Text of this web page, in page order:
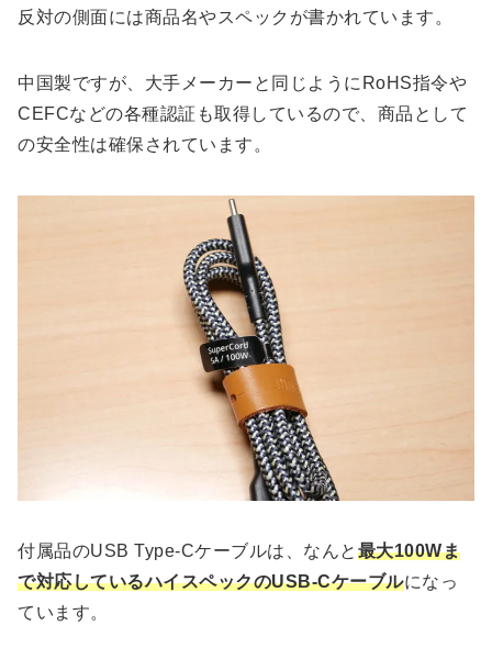
反対の側面には商品名やスペックが書かれています。
中国製ですが、大手メーカーと同じようにRoHS指令や
CEFCなどの各種認証も取得しているので、商品として
の安全性は確保されています。
付属品のUSB Type-Cケーブルは、なんと 最大100Wま
で対応しているハイスペックのUSB-Cケーブルになっ
ています。